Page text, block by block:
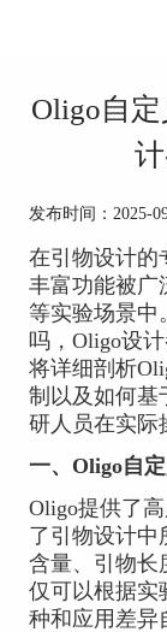
Oligo自
发布时间：2025-
在引物设计的
丰富功能被广
等实验场景中
吗，Oligo设
将详细剖析
制以及如何基
研人员在实际
一、Oligo自
Oligo提供了
了引物设计中
含量、引物长
仅可以根据实
种和应用差异